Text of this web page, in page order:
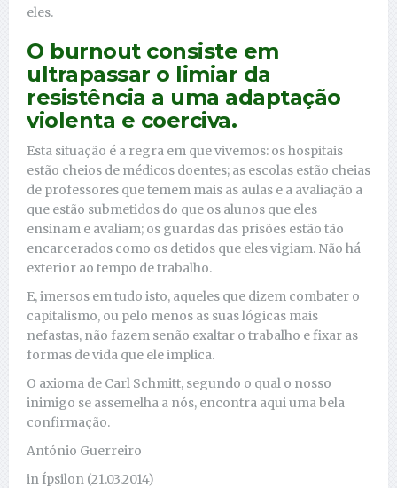
eles.
O burnout consiste em
ultrapassar o limiar da
resistência a uma adaptação
violenta e coerciva.
Esta situação é a regra em que vivemos: os hospitais
estão cheios de médicos doentes; as escolas estão cheias
de professores que temem mais as aulas e a avaliação a
que estão submetidos do que os alunos que eles
ensinam e avaliam; os guardas das prisões estão tão
encarcerados como os detidos que eles vigiam. Não há
exterior ao tempo de trabalho.
E, imersos em tudo isto, aqueles que dizem combater o
capitalismo, ou pelo menos as suas lógicas mais
nefastas, não fazem senão exaltar o trabalho e fixar as
formas de vida que ele implica.
O axioma de Carl Schmitt, segundo o qual o nosso
inimigo se assemelha a nós, encontra aqui uma bela
confirmação.
António Guerreiro
in Ípsilon (21.03.2014)